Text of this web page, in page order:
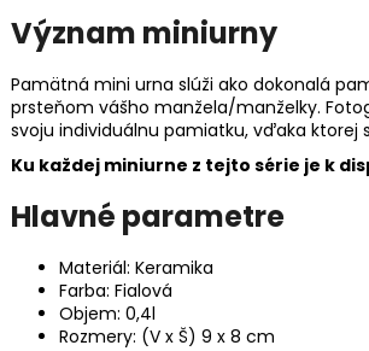
Význam miniurny
Pamätná mini urna slúži ako dokonalá
prsteňom vášho manžela/manželky.
svoju individuálnu pamiatku, vďaka ktorej
Ku každej miniurne z tejto série je k
Hlavné parametre
Materiál: Keramika
Farba: Fialová
Objem: 0,4l
Rozmery: (V x Š) 9 x 8 cm